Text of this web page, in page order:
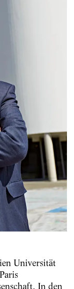
Universität
In den